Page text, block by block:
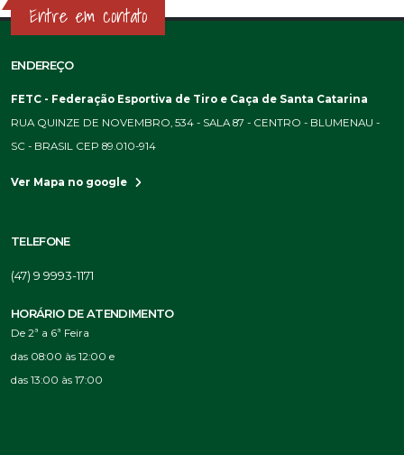
Entre em contato
ENDEREÇO
FETC - Federação Esportiva de Tiro e Caça de Santa Catarina
RUA QUINZE DE NOVEMBRO, 534 - SALA 87 - CENTRO - BLUMENAU -
SC - BRASIL CEP 89.010-914
Ver Mapa no google
TELEFONE
(47) 9 9993-1171
HORÁRIO DE ATENDIMENTO
De 2ª a 6ª Feira
das 08:00 às 12:00 e
das 13:00 às 17:00